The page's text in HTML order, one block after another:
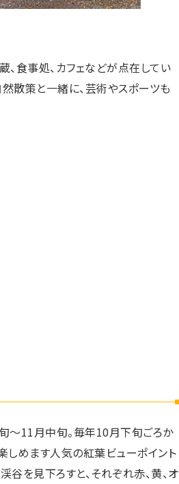
食事処、カフェなどが点在してい
然散策と一緒に、芸術やスポーツも
～11月中旬。毎年10月下旬ごろか
しめます人気の紅葉ビューポイント
を見下ろすと、それぞれ赤、黄、オ